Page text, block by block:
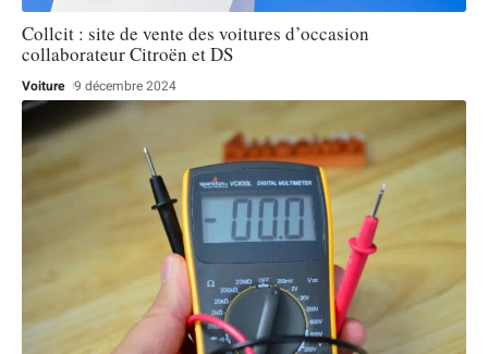
Collcit : site de vente des voitures d’occasion
collaborateur Citroën et DS
Voiture 9 décembre 2024